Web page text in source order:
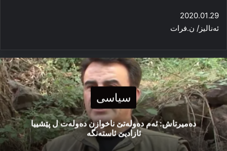
2020.01.29
ئەنالیز/ ن.فرات
سیاسی
دەمیرتاش: ئەم دەولەتێ ناخوازن دەولەت ل پێشییا
ئازادیێ ئاستەنگە